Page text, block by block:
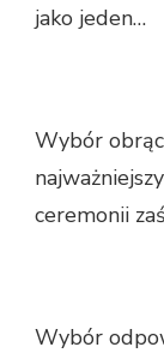
jako jeden…
Wybór
ceremonii
Wybór